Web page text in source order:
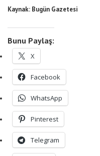
Kaynak: Bugün Gazetesi
Bunu Paylaş:
X
Facebook
WhatsApp
Pinterest
Telegram